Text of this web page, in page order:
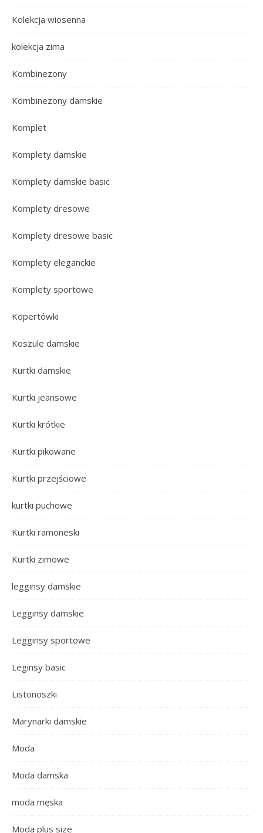
Kolekcja wiosenna
kolekcja zima
Kombinezony
Kombinezony damskie
Komplet
Komplety damskie
Komplety damskie basic
Komplety dresowe
Komplety dresowe basic
Komplety eleganckie
Komplety sportowe
Kopertówki
Koszule damskie
Kurtki damskie
Kurtki jeansowe
Kurtki krótkie
Kurtki pikowane
Kurtki przejściowe
kurtki puchowe
Kurtki ramoneski
Kurtki zimowe
legginsy damskie
Legginsy damskie
Legginsy sportowe
Leginsy basic
Listonoszki
Marynarki damskie
Moda
Moda damska
moda męska
Moda plus size